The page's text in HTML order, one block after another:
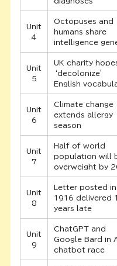
Unit
4
Octopuses and
humans share
intelligence
Unit
5
UK charity
‘decolonize’
English
Unit
6
Climate change
extends allergy
season
Unit
7
Half of world
population will
overweight by
Unit
8
Letter posted in
1916 delivered
years late
Unit
9
ChatGPT and
Google Bard in
chatbot race